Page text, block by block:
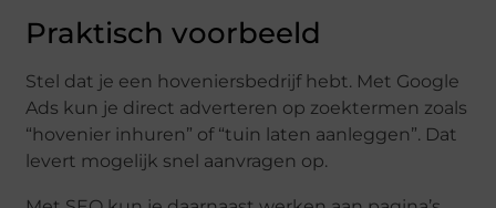
Praktisch voorbeeld
Stel dat je een hoveniersbedrijf hebt. Met Google
Ads kun je direct adverteren op zoektermen zoals
“hovenier inhuren” of “tuin laten aanleggen”. Dat
levert mogelijk snel aanvragen op.